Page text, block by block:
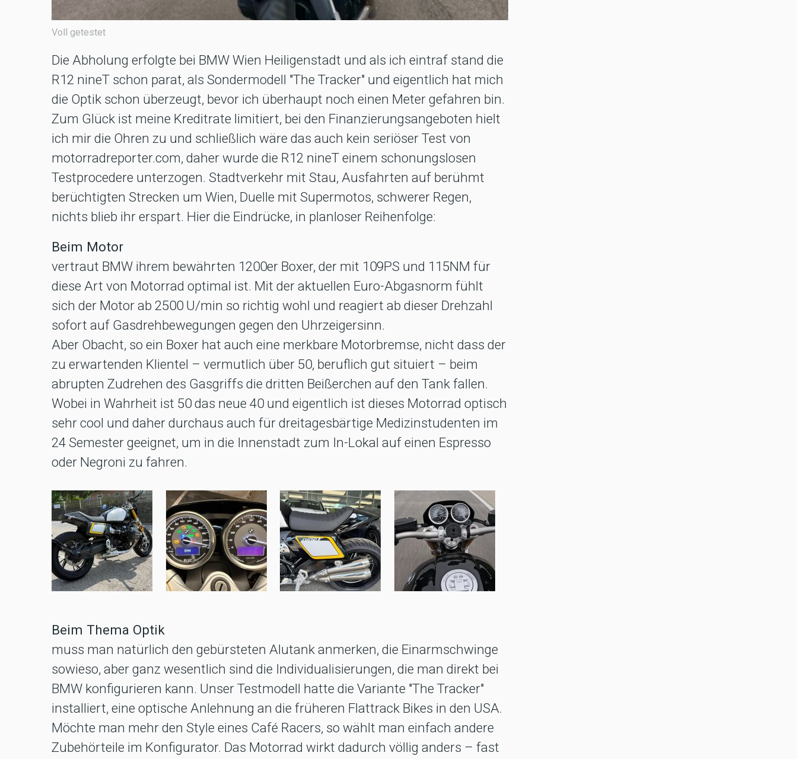
Voll getestet
Die Abholung erfolgte bei BMW Wien Heiligenstadt und als ich eintraf stand die
R12 nineT schon parat, als Sondermodell "The Tracker" und eigentlich hat mich
die Optik schon überzeugt, bevor ich überhaupt noch einen Meter gefahren bin.
Zum Glück ist meine Kreditrate limitiert, bei den Finanzierungsangeboten hielt
ich mir die Ohren zu und schließlich wäre das auch kein seriöser Test von
motorradreporter.com, daher wurde die R12 nineT einem schonungslosen
Testprocedere unterzogen. Stadtverkehr mit Stau, Ausfahrten auf berühmt
berüchtigten Strecken um Wien, Duelle mit Supermotos, schwerer Regen,
nichts blieb ihr erspart. Hier die Eindrücke, in planloser Reihenfolge:
Beim Motor
vertraut BMW ihrem bewährten 1200er Boxer, der mit 109PS und 115NM für
diese Art von Motorrad optimal ist. Mit der aktuellen Euro-Abgasnorm fühlt
sich der Motor ab 2500 U/min so richtig wohl und reagiert ab dieser Drehzahl
sofort auf Gasdrehbewegungen gegen den Uhrzeigersinn.
Aber Obacht, so ein Boxer hat auch eine merkbare Motorbremse, nicht dass der
zu erwartenden Klientel – vermutlich über 50, beruflich gut situiert – beim
abrupten Zudrehen des Gasgriffs die dritten Beißerchen auf den Tank fallen.
Wobei in Wahrheit ist 50 das neue 40 und eigentlich ist dieses Motorrad optisch
sehr cool und daher durchaus auch für dreitagesbärtige Medizinstudenten im
24 Semester geeignet, um in die Innenstadt zum In-Lokal auf einen Espresso
oder Negroni zu fahren.
Beim Thema Optik
muss man natürlich den gebürsteten Alutank anmerken, die Einarmschwinge
sowieso, aber ganz wesentlich sind die Individualisierungen, die man direkt bei
BMW konfigurieren kann. Unser Testmodell hatte die Variante "The Tracker"
installiert, eine optische Anlehnung an die früheren Flattrack Bikes in den USA.
Möchte man mehr den Style eines Café Racers, so wählt man einfach andere
Zubehörteile im Konfigurator. Das Motorrad wirkt dadurch völlig anders – fast